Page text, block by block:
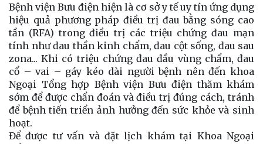
Bệnh viện Bưu điện hiện là cơ sở y tế uy tín ứng dụng
hiệu quả phương pháp điều trị đau bằng sóng cao
tần (RFA) trong điều trị các triệu chứng đau mạn
tính như đau thần kinh chẩm, đau cột sống, đau sau
zona... Khi có triệu chứng đau đầu vùng chẩm, đau
cổ – vai – gáy kéo dài người bệnh nên đến khoa
Ngoại Tổng hợp Bệnh viện Bưu điện thăm khám
sớm để được chẩn đoán và điều trị đúng cách, tránh
để bệnh tiến triển ảnh hưởng đến sức khỏe và sinh
hoạt.
Để được tư vấn và đặt lịch khám tại Khoa Ngoại